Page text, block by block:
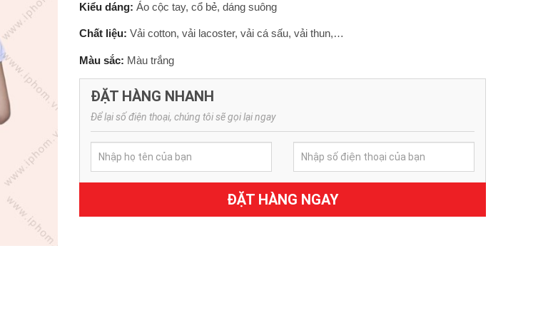
Kiểu dáng: Áo cộc tay, cổ bẻ, dáng suông
Chất liệu: Vải cotton, vải lacoster, vải cá sấu, vải thun,…
Màu sắc: Màu trắng
ĐẶT HÀNG NHANH
Để lại số điện thoại, chúng tôi sẽ gọi lại ngay
ĐẶT HÀNG NGAY